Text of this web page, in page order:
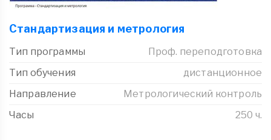
Стандартизация и метрология
Тип программы
Проф. переподготовка
Тип обучения
дистанционное
Направление
Метрологический контроль
Часы
250 ч.